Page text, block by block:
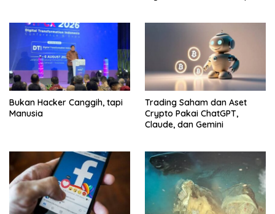
Bukan Hacker Canggih, tapi
Manusia
Trading Saham dan Aset
Crypto Pakai ChatGPT,
Claude, dan Gemini